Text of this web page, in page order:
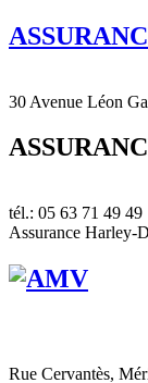
30 Avenue Léon
tél.: 05 63 71 49 49
Assurance Harley-
Rue Cervantès,